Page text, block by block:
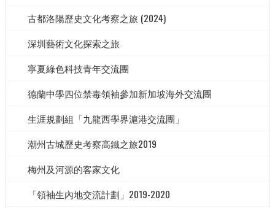
古都洛陽歷史文化考察之旅 (2024)
深圳藝術文化探索之旅
寧夏綠色科技青年交流團
德蘭中學四位禁毒領袖參加新加坡海外交流團
生涯規劃組「九龍西學界滬港交流團」
潮州古城歷史考察高鐵之旅2019
梅州及河源的客家文化
「領袖生內地交流計劃」2019-2020